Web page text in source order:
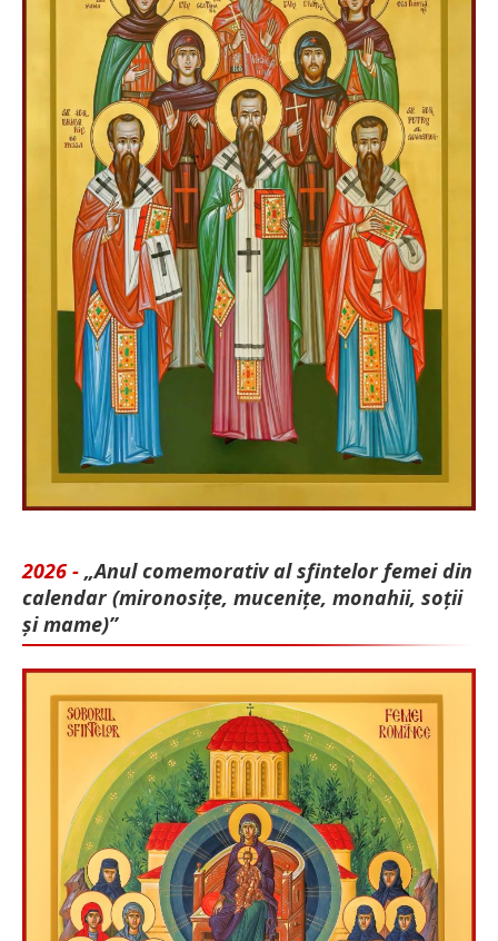
2026 - „Anul comemorativ al sfintelor femei din
calendar (mironosițe, mu­cenițe, monahii, soții
și mame)”